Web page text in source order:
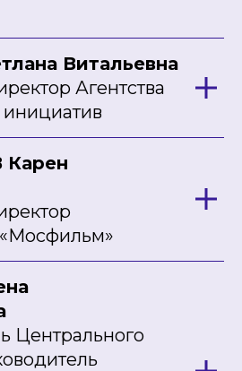
Витальевна
Агентства
инициатив
Центрального